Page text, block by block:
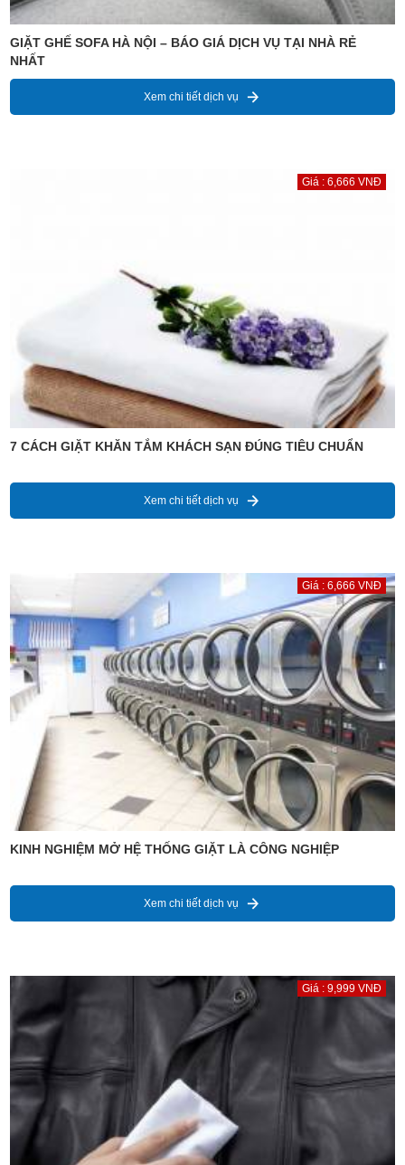
GIẶT GHẾ SOFA HÀ NỘI – BÁO GIÁ DỊCH VỤ TẠI NHÀ RẺ
NHẤT
Xem chi tiết dịch vụ
Giá : 6,666 VNĐ
7 CÁCH GIẶT KHĂN TẮM KHÁCH SẠN ĐÚNG TIÊU CHUẨN
Xem chi tiết dịch vụ
Giá : 6,666 VNĐ
KINH NGHIỆM MỞ HỆ THỐNG GIẶT LÀ CÔNG NGHIỆP
Xem chi tiết dịch vụ
Giá : 9,999 VNĐ